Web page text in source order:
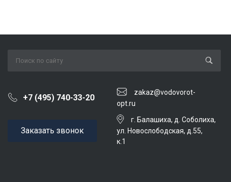
+7 (495) 740-33-20
zakaz@vodovorot-
opt.ru
Заказать звонок
г. Балашиха, д. Соболиха,
ул. Новослободская, д.55,
к.1